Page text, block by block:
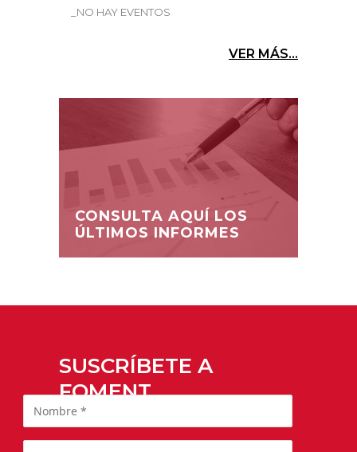
_NO HAY EVENTOS
VER MÁS...
CONSULTA AQUÍ LOS
ÚLTIMOS INFORMES
SUSCRÍBETE A
FOMENT